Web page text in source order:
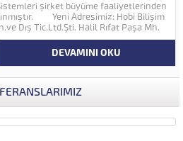
şirket büyüme faaliyetlerinden
Yeni Adresimiz: Hobi Bilişim
Dış Tic.Ltd.Şti. Halil Rıfat Paşa Mh.
Blok Kat:5 No:71-73 (34384) Şişli...
DEVAMINI OKU